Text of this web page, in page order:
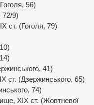
56)
72/9)
ст. (Гоголя, 79)
41)
ст. (Дзержинського, 65)
74)
ХІХ ст. (Жовтневої